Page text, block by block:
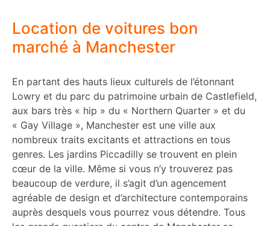
Location de voitures bon
marché à Manchester
En partant des hauts lieux culturels de l’étonnant
Lowry et du parc du patrimoine urbain de Castlefield,
aux bars très « hip » du « Northern Quarter » et du
« Gay Village », Manchester est une ville aux
nombreux traits excitants et attractions en tous
genres. Les jardins Piccadilly se trouvent en plein
cœur de la ville. Même si vous n’y trouverez pas
beaucoup de verdure, il s’agit d’un agencement
agréable de design et d’architecture contemporains
auprès desquels vous pourrez vous détendre. Tous